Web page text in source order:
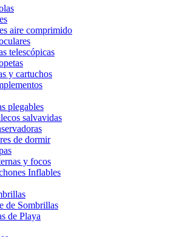
aire comprimido
telescópicas
y cartuchos
plegables
salvavidas
de dormir
y focos
Inflables
de Sombrillas
de Playa